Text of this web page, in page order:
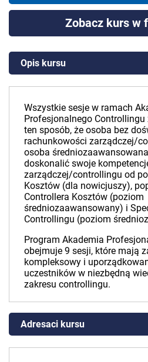
Zobacz kurs w
Opis kursu
Wszystkie sesje w ramach
Profesjonalnego
ten sposób, że osoba bez
rachunkowości zarządczej/
osoba
doskonalić swoje
zarządczej/controllingu od
Kosztów (dla nowicjuszy),
Controllera Kosztów (poziom
średniozaawansowany) i
Controllingu (poziom
Program Akademia
obejmuje 9 sesji, które mają
kompleksowy i
uczestników w niezbędną
zakresu controllingu.
Adresaci kursu